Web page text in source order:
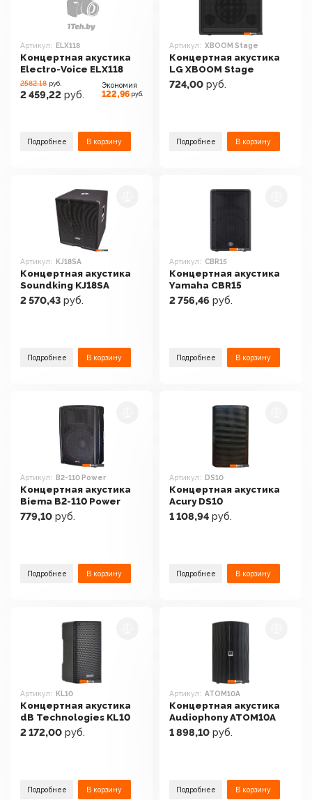
Артикул: ELX118
Концертная акустика
Electro-Voice ELX118
2582.18 руб.
2 459,22 руб.
Экономия
122,96 руб.
Подробнее В корзину
Артикул: XBOOM Stage
Концертная акустика
LG XBOOM Stage
724,00 руб.
Подробнее В корзину
Артикул: KJ18SA
Концертная акустика
Soundking KJ18SA
2 570,43 руб.
Подробнее В корзину
Артикул: CBR15
Концертная акустика
Yamaha CBR15
2 756,46 руб.
Подробнее В корзину
Артикул: B2-110 Power
Концертная акустика
Biema B2-110 Power
779,10 руб.
Подробнее В корзину
Артикул: DS10
Концертная акустика
Acury DS10
1 108,94 руб.
Подробнее В корзину
Артикул: KL10
Концертная акустика
dB Technologies KL10
2 172,00 руб.
Подробнее В корзину
Артикул: ATOM10A
Концертная акустика
Audiophony ATOM10A
1 898,10 руб.
Подробнее В корзину